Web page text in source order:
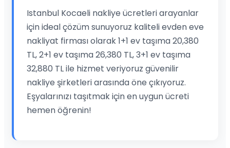
Istanbul Kocaeli nakliye ücretleri arayanlar
için ideal çözüm sunuyoruz kaliteli evden eve
nakliyat firması olarak 1+1 ev taşıma 20,380
TL, 2+1 ev taşıma 26,380 TL, 3+1 ev taşıma
32,880 TL ile hizmet veriyoruz güvenilir
nakliye şirketleri arasında öne çıkıyoruz.
Eşyalarınızı taşıtmak için en uygun ücreti
hemen öğrenin!